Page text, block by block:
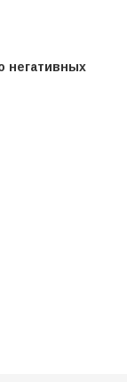
негативных